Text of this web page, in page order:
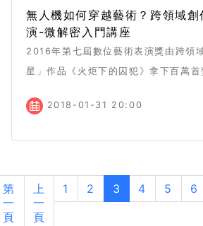
無人機如何穿越藝術？跨領域創
演-微解密入門講座
2016年第七屆數位藝術表演獎由跨領
星」作品《火炬下的囚犯》拿下百萬
2018-01-31 20:00
第
一
頁
上
一
頁
1 2 3 4 5 6